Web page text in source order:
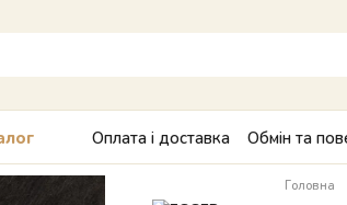
Оплата і доставка Обмін та
Головна